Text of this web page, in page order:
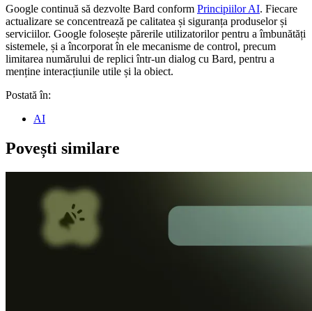
Google continuă să dezvolte Bard conform Principiilor AI. Fiecare
actualizare se concentrează pe calitatea și siguranța produselor și
serviciilor. Google folosește părerile utilizatorilor pentru a îmbunătăți
sistemele, și a încorporat în ele mecanisme de control, precum
limitarea numărului de replici într-un dialog cu Bard, pentru a
menține interacțiunile utile și la obiect.
Postată în:
AI
Povești similare